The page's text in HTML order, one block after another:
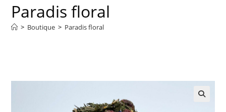
Paradis floral
> Boutique > Paradis floral